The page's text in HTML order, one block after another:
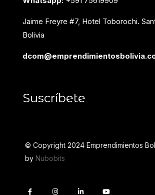
Jaime Freyre #7, Hotel Toborochi.
Bolivia
Suscríbete
© Copyright 2024 Emprendimientos
by Nubobits
a
n
i
o